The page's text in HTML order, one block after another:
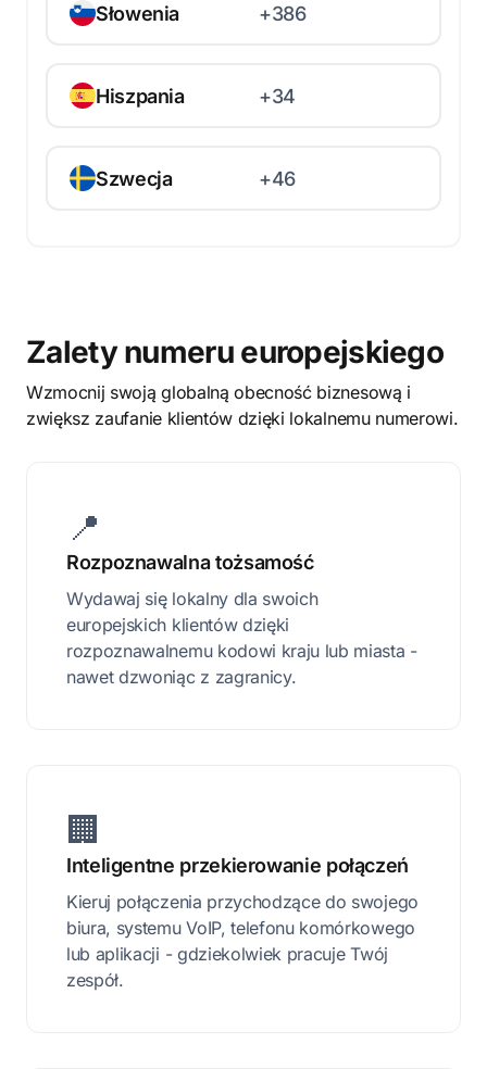
Słowenia +386
Hiszpania +34
Szwecja +46
Zalety numeru europejskiego
Wzmocnij swoją globalną obecność biznesową i
zwiększ zaufanie klientów dzięki lokalnemu numerowi.
📍
Rozpoznawalna tożsamość
Wydawaj się lokalny dla swoich
europejskich klientów dzięki
rozpoznawalnemu kodowi kraju lub miasta -
nawet dzwoniąc z zagranicy.
🏢
Inteligentne przekierowanie połączeń
Kieruj połączenia przychodzące do swojego
biura, systemu VoIP, telefonu komórkowego
lub aplikacji - gdziekolwiek pracuje Twój
zespół.